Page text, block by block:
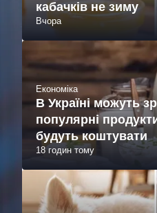
кабачків не зиму
Вчора
Економіка
В Україні можуть
популярні
будуть коштувати
18 годин тому